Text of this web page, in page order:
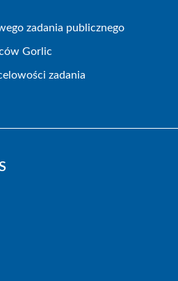
zadania publicznego
Gorlic
zadania